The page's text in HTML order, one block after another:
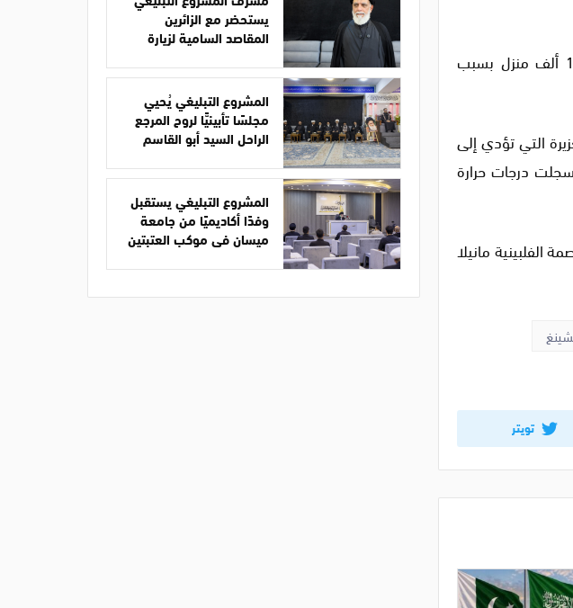
السلطات استجابت بسرعة بإرسال أكثر من خمسة آلاف من رجال الإنقاذ، مع إخلاء 11 ألف منزل بسبب
التي تؤدي إلى
درجات حرارة
مانيلا
تويتر
يستحضر مع الزائرين
المقاصد السامية لزيارة
المشروع التبليغي يُحيي
مجلسًا تأبينيًّا لروح المرجع
الراحل السيد أبو القاسم
المشروع التبليغي يستقبل
وفدًا أكاديميًا من جامعة
ميسان في موكب العتبتين